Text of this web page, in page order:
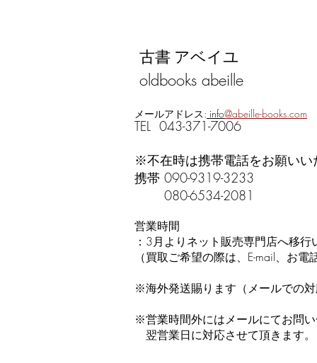
古書 アベイユ
oldbooks abeille
メールアドレス: info@abeille-books.com
​TEL 043-371-7006
※不在時は携帯電話をお願いい
​携帯 090-9319-3233
080-6534-2081
営業時間
：3月よりネット販売専門店へ移行
（買取ご希望の際は、E-mail、お
​​※海外発送賜ります（メールでの
※営業時間外にはメールにてお問
翌営業日に対応させて頂きます。